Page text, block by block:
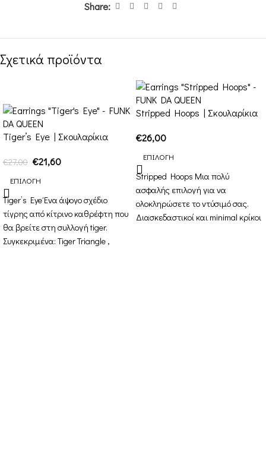
Share:
Σχετικά προϊόντα
Tiger’s Eye | Σκουλαρίκια
€27,00 €21,60
ΕΠΙΛΟΓΉ
Tiger’s Eye Ένα άψογο σχέδιο
τίγρης από κίτρινο καθρέφτη που
θα βρείτε στη συλλογή tiger.
Συγκεκριμένα: Tiger Triangle ,
Stripped Hoops | Σκουλαρίκια
€26,00
ΕΠΙΛΟΓΉ
Stripped Hoops Μια πολύ
ασφαλής επιλογή για να
ολοκληρώσετε το ντύσιμό σας.
Διασκεδαστικοί και minimal κρίκοι